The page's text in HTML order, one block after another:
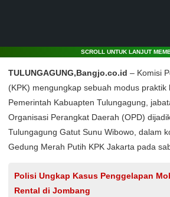
SCROLL UNTUK LANJUT
TULUNGAGUNG,Bangjo.co.id – Komisi
(KPK) mengungkap sebuah modus praktik
Pemerintah Kabuapten Tulungagung,
Organisasi Perangkat Daerah (OPD)
Tulungagung Gatut Sunu Wibowo, dalam
Gedung Merah Putih KPK Jakarta pada
Polisi Ungkap Kasus Penggelapan
Rental di Jombang